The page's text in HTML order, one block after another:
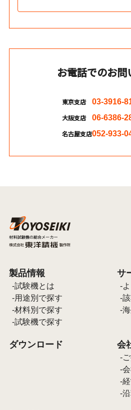
お電話でのお問
東京支店 03-3916-
大阪支店 06-6386-
名古屋支店052-933-
製品情報
試験機とは
用途別で探す
材料別で探す
試験機で探す
サ
ダウンロード 会